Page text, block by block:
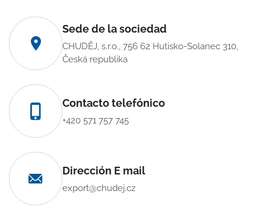
Sede de la sociedad
CHUDĚJ, s.r.o., 756 62 Hutisko-Solanec 310,
Česká republika
Contacto telefónico
+420 571 757 745
Dirección E mail
export@chudej.cz